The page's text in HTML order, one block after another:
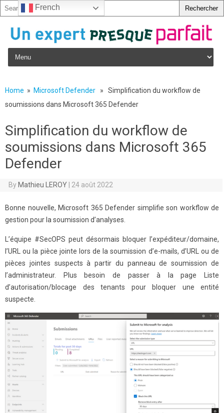
Skip to content
Home » Microsoft Defender » Simplification du workflow de
soumissions dans Microsoft 365 Defender
Simplification du workflow de
soumissions dans Microsoft 365
Defender
By Mathieu LEROY 24 août 2022
Bonne nouvelle, Microsoft 365 Defender simplifie son workflow de
gestion pour la soumission d’analyses.
L’équipe #SecOPS peut désormais bloquer l’expéditeur/domaine,
l’URL ou la pièce jointe lors de la soumission d’e-mails, d’URL ou de
pièces jointes suspects à partir du panneau de soumission de
l’administrateur. Plus besoin de passer à la page Liste
d’autorisation/blocage des tenants pour bloquer une entité
suspecte.
French